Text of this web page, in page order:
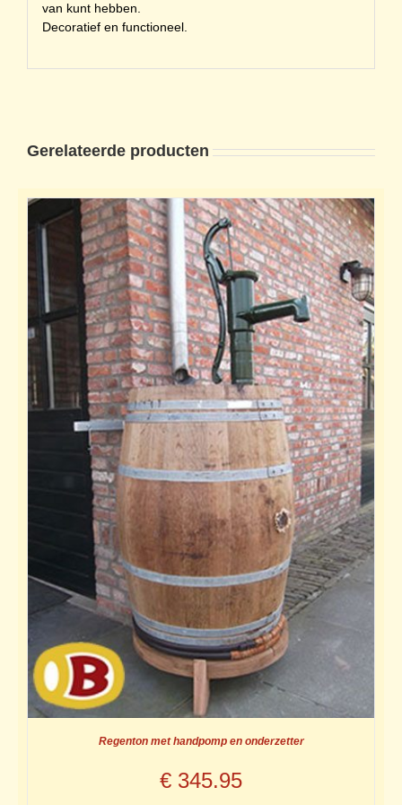
van kunt hebben.
Decoratief en functioneel.
Gerelateerde producten
Regenton met handpomp en onderzetter
€ 345.95